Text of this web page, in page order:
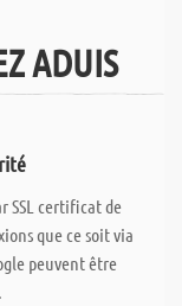
ADUIS
SSL certificat de
que ce soit via
peuvent être